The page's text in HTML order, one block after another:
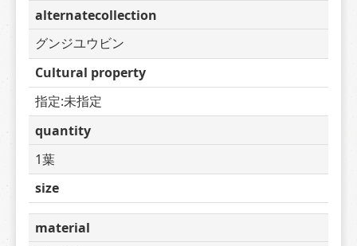
alternatecollection
グンジユウビン
Cultural property
指定:未指定
quantity
1葉
size
material